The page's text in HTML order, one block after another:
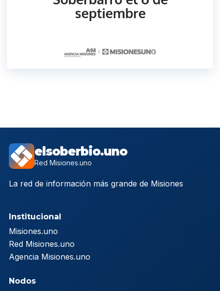
elsoberbio.uno
Red Misiones.uno
La red de información más grande de Misiones
Institucional
Misiones.uno
Red Misiones.uno
Agencia Misiones.uno
Nodos